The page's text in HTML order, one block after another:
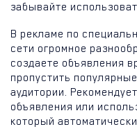
забывайте
В рекламе по
сети огромное
создаете объявления
пропустить
аудитории.
объявления или
который